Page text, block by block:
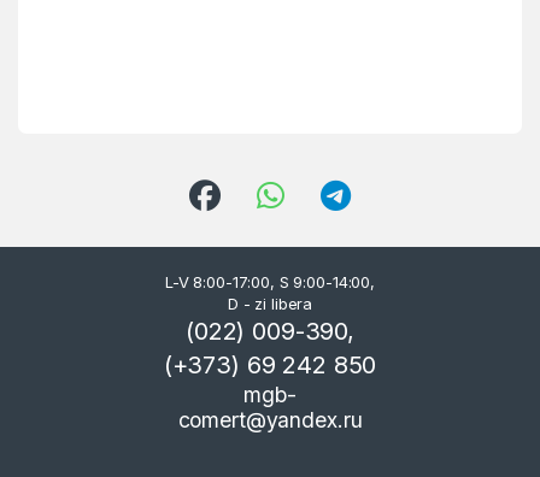
L-V 8:00-17:00, S 9:00-14:00,
D - zi libera
(022) 009-390,
(+373) 69 242 850
mgb-
comert@yandex.ru